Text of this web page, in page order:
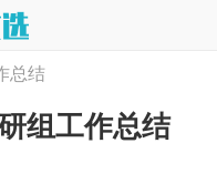
总结
组工作总结